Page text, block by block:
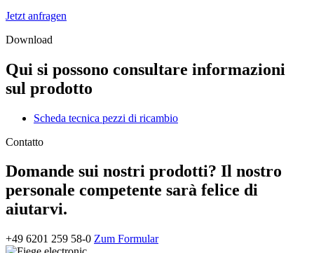
Jetzt anfragen
Download
Qui si possono consultare informazioni
sul prodotto
Scheda tecnica pezzi di ricambio
Contatto
Domande sui nostri prodotti? Il nostro
personale competente sarà felice di
aiutarvi.
+49 6201 259 58-0 Zum Formular